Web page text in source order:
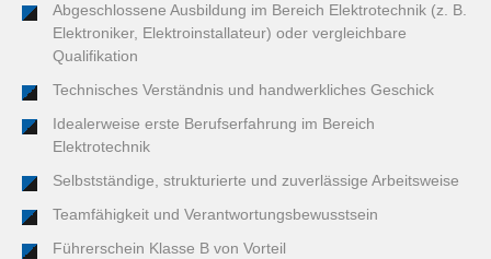
Abgeschlossene Ausbildung im Bereich Elektrotechnik (z. B.
Elektroniker, Elektroinstallateur) oder vergleichbare
Qualifikation
Technisches Verständnis und handwerkliches Geschick
Idealerweise erste Berufserfahrung im Bereich
Elektrotechnik
Selbstständige, strukturierte und zuverlässige Arbeitsweise
Teamfähigkeit und Verantwortungsbewusstsein
Führerschein Klasse B von Vorteil